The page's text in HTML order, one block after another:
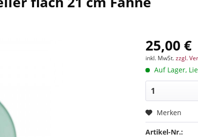
25,00 €
inkl. MwSt.zzgl.
Auf Lager,
Merken
Artikel-Nr.: